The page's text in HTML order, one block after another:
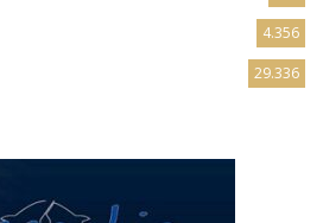
4.356
29.336